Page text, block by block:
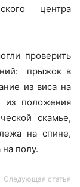
центра
проверить
прыжок в
из виса на
из положения
скамье,
на спине,
полу.
Следующая статья